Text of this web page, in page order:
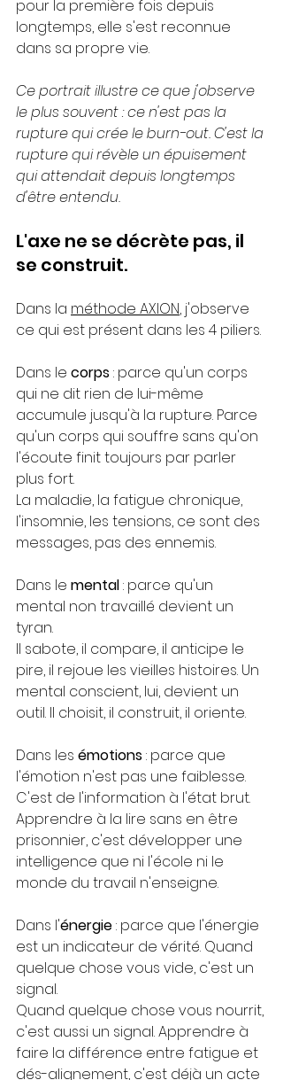
pour la première fois depuis
longtemps, elle s'est reconnue
dans sa propre vie.
Ce portrait illustre ce que j'observe
le plus souvent : ce n'est pas la
rupture qui crée le burn-out. C'est la
rupture qui révèle un épuisement
qui attendait depuis longtemps
d'être entendu.
L'axe ne se décrète pas, il
se construit.
Dans la méthode AXION, j'observe
ce qui est présent dans les 4 piliers.
Dans le corps : parce qu'un corps
qui ne dit rien de lui-même
accumule jusqu'à la rupture. Parce
qu'un corps qui souffre sans qu'on
l'écoute finit toujours par parler
plus fort.
La maladie, la fatigue chronique,
l'insomnie, les tensions, ce sont des
messages, pas des ennemis.
Dans le mental : parce qu'un
mental non travaillé devient un
tyran.
Il sabote, il compare, il anticipe le
pire, il rejoue les vieilles histoires. Un
mental conscient, lui, devient un
outil. Il choisit, il construit, il oriente.
Dans les émotions : parce que
l'émotion n'est pas une faiblesse.
C'est de l'information à l'état brut.
Apprendre à la lire sans en être
prisonnier, c'est développer une
intelligence que ni l'école ni le
monde du travail n'enseigne.
Dans l'énergie : parce que l'énergie
est un indicateur de vérité. Quand
quelque chose vous vide, c'est un
signal.
Quand quelque chose vous nourrit,
c'est aussi un signal. Apprendre à
faire la différence entre fatigue et
dés-alignement, c'est déjà un acte